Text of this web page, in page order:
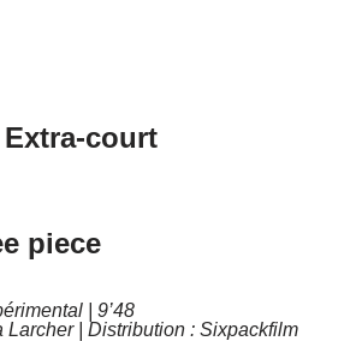
court
piece
| 9’48
Larcher | Distribution : Sixpackfilm